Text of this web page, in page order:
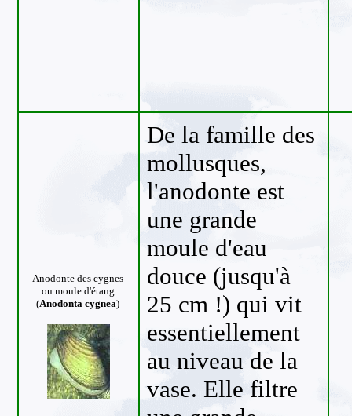
Anodonte des cygnes
ou moule d'étang
(Anodonta cygnea)
De la famille des
mollusques,
l'anodonte est
une grande
moule d'eau
douce (jusqu'à
25 cm !) qui vit
essentiellement
au niveau de la
vase. Elle filtre